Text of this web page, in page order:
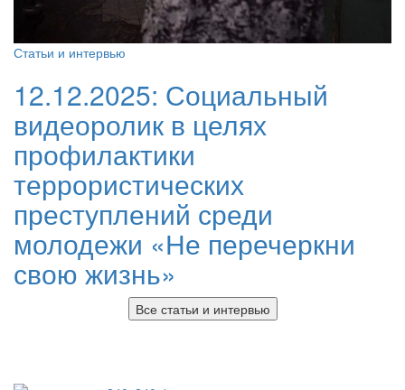
Статьи и интервью
12.12.2025: Социальный
видеоролик в целях
профилактики
террористических
преступлений среди
молодежи «Не перечеркни
свою жизнь»
Все статьи и интервью